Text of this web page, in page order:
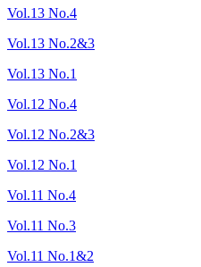
Vol.13 No.4
Vol.13 No.2&3
Vol.13 No.1
Vol.12 No.4
Vol.12 No.2&3
Vol.12 No.1
Vol.11 No.4
Vol.11 No.3
Vol.11 No.1&2